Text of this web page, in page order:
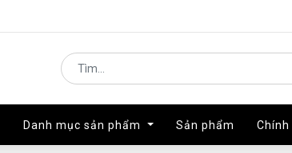
Danh mục sản phẩm Sản phẩm
Danh mục sản phẩm Sản phẩm